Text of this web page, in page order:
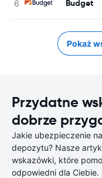
Budget
Pokaż
Przydatne
dobrze
Jakie ubezpieczenie
depozytu? Nasze
wskazówki, które
odpowiedni dla Ciebie.